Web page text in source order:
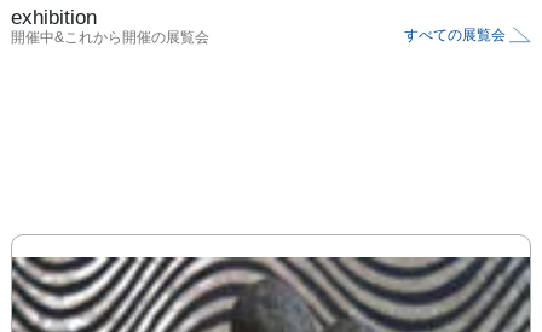
exhibition
開催中&これから開催の展覧会 すべての展覧会